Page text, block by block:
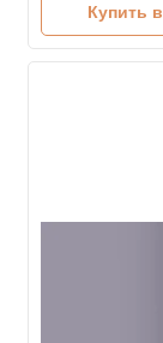
Купить